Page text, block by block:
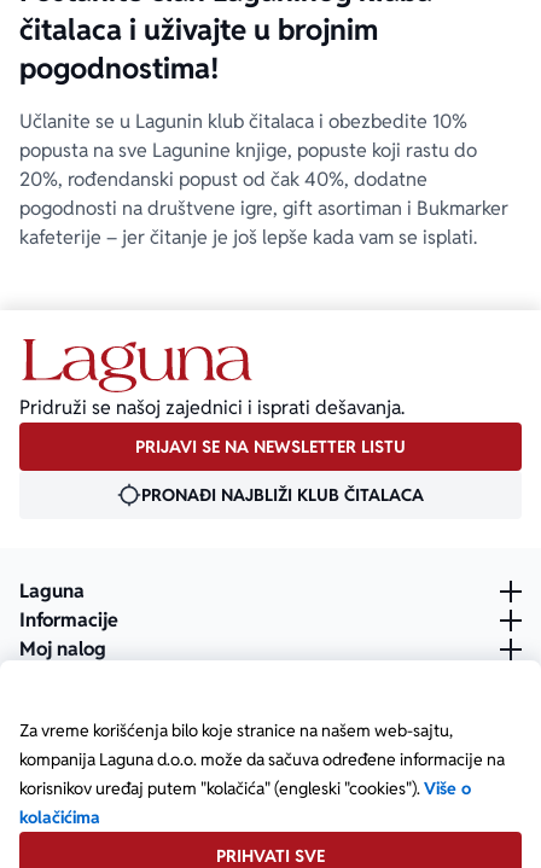
Za vreme korišćenja bilo koje stranice na našem web-sajtu,
kompanija Laguna d.o.o. može da sačuva određene informacije na
korisnikov uređaj putem "kolačića" (engleski "cookies").Više o
kolačićima
PRIHVATI SVE
čitalaca i uživajte u brojnim
pogodnostima!
Učlanite se u Lagunin klub čitalaca i obezbedite 10%
popusta na sve Lagunine knjige, popuste koji rastu do
20%, rođendanski popust od čak 40%, dodatne
pogodnosti na društvene igre, gift asortiman i Bukmarker
kafeterije – jer čitanje je još lepše kada vam se isplati.
Pridruži se našoj zajednici i isprati dešavanja.
PRIJAVI SE NA NEWSLETTER LISTU
PRONAĐI NAJBLIŽI KLUB ČITALACA
Laguna
Informacije
Moj nalog